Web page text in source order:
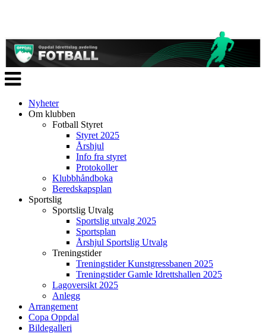
Veksle
navigasjon
Nyheter
Om klubben
Fotball Styret
Styret 2025
Årshjul
Info fra styret
Protokoller
Klubbhåndboka
Beredskapsplan
Sportslig
Sportslig Utvalg
Sportslig utvalg 2025
Sportsplan
Årshjul Sportslig Utvalg
Treningstider
Treningstider Kunstgressbanen 2025
Treningstider Gamle Idrettshallen 2025
Lagoversikt 2025
Anlegg
Arrangement
Copa Oppdal
Bildegalleri